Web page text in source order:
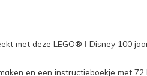
met deze LEGO® ǀ Disney 100
en een instructieboekje met